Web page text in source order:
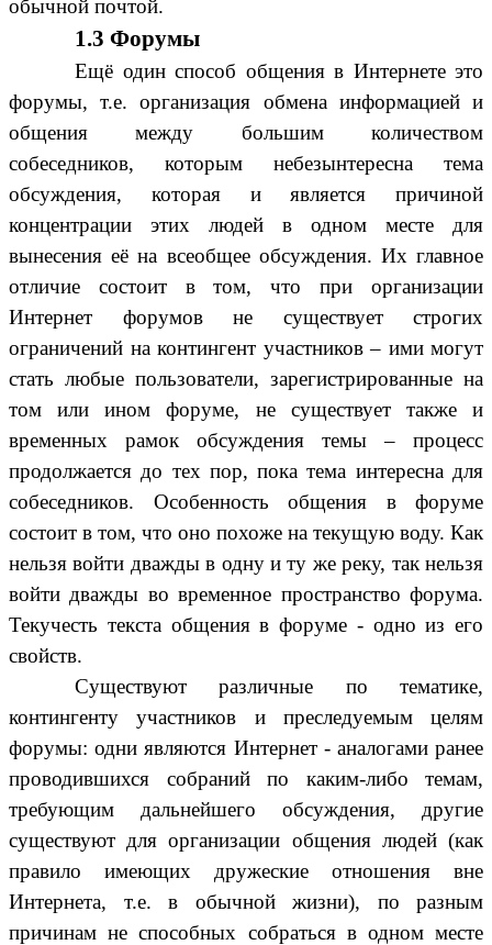
обычной почтой.
1.3 Форумы
Ещё один способ общения в Интернете это
форумы, т.е. организация обмена информацией и
общения между большим количеством
собеседников, которым небезынтересна тема
обсуждения, которая и является причиной
концентрации этих людей в одном месте для
вынесения её на всеобщее обсуждения. Их главное
отличие состоит в том, что при организации
Интернет форумов не существует строгих
ограничений на контингент участников – ими могут
стать любые пользователи, зарегистрированные на
том или ином форуме, не существует также и
временных рамок обсуждения темы – процесс
продолжается до тех пор, пока тема интересна для
собеседников. Особенность общения в форуме
состоит в том, что оно похоже на текущую воду. Как
нельзя войти дважды в одну и ту же реку, так нельзя
войти дважды во временное пространство форума.
Текучесть текста общения в форуме - одно из его
свойств.
Существуют различные по тематике,
контингенту участников и преследуемым целям
форумы: одни являются Интернет - аналогами ранее
проводившихся собраний по каким-либо темам,
требующим дальнейшего обсуждения, другие
существуют для организации общения людей (как
правило имеющих дружеские отношения вне
Интернета, т.е. в обычной жизни), по разным
причинам не способных собраться в одном месте